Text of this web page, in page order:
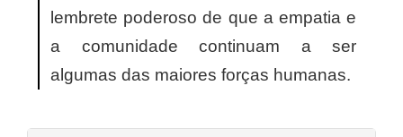
lembrete poderoso de que a empatia e
a comunidade continuam a ser
algumas das maiores forças humanas.